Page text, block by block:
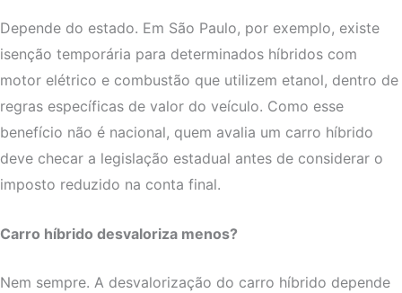
Depende do estado. Em São Paulo, por exemplo, existe
isenção temporária para determinados híbridos com
motor elétrico e combustão que utilizem etanol, dentro de
regras específicas de valor do veículo. Como esse
benefício não é nacional, quem avalia um carro híbrido
deve checar a legislação estadual antes de considerar o
imposto reduzido na conta final.
Carro híbrido desvaloriza menos?
Nem sempre. A desvalorização do carro híbrido depende